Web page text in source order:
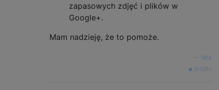
zapasowych zdjęć i plików w
Google+.
Mam nadzieję, że to pomoże.
łata
źródło